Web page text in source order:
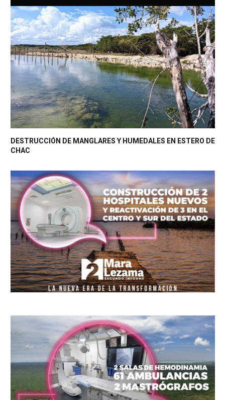
DESTRUCCIÓN DE MANGLARES Y HUMEDALES EN ESTERO DE
CHAC